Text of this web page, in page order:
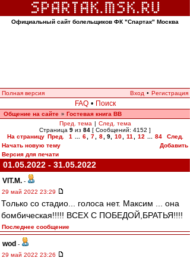
Официальный сайт болельщиков ФК "Спартак" Москва
Полная версия Вход • Регистрация
FAQ • Поиск
Общение на сайте » Гостевая книга ВВ
Пред. тема | След. тема
Страница 9 из 84 [ Сообщений: 4152 ]
На страницу Пред. 1 6 7 8 9, 10 11 12 84
След.
Начать новую тему
Добавить
Версия для печати
01.05.2022 - 31.05.2022
VIT.M. -
29 май 2022 23:29
Только со стадио... голоса нет. Максим ... она
бомбическая!!!!! ВСЕХ С ПОБЕДОЙ,БРАТЬЯ!!!!
Последнее сообщение
wod -
29 май 2022 23:26